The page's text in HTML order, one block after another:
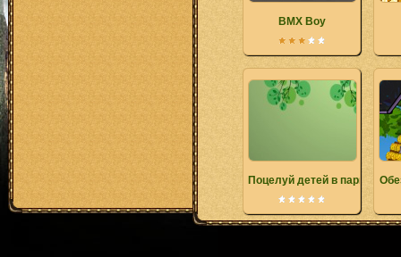
BMX Boy
Поцелуй детей в парке